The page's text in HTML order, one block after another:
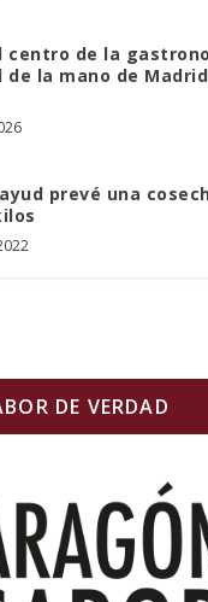
centro de la
la mano de
prevé una
DE VERDAD